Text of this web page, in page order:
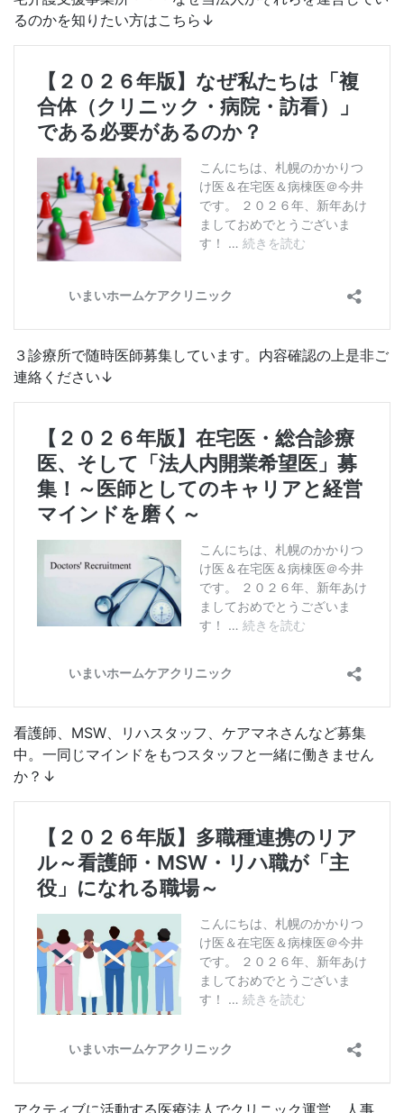
るのかを知りたい方はこちら↓
３診療所で随時医師募集しています。内容確認の上是非ご
連絡ください↓
看護師、MSW、リハスタッフ、ケアマネさんなど募集
中。一同じマインドをもつスタッフと一緒に働きません
か？↓